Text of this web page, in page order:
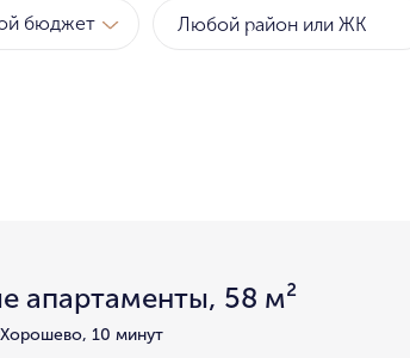
бюджет
миллионов 15-30 миллионов
на Патриарших на Чистых
в Долине реки Сетунь
апартаменты, 58 м²
Хорошево, 10 минут